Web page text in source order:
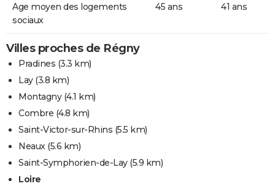
Age moyen des logements
sociaux
45 ans 41 ans
Villes proches de Régny
Pradines (3.3 km)
Lay(3.8 km)
Montagny(4.1 km)
Combre (4.8 km)
Saint-Victor-sur-Rhins (5.5 km)
Neaux(5.6 km)
Saint-Symphorien-de-Lay(5.9 km)
Loire